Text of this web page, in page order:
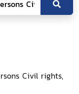
Civil rights,